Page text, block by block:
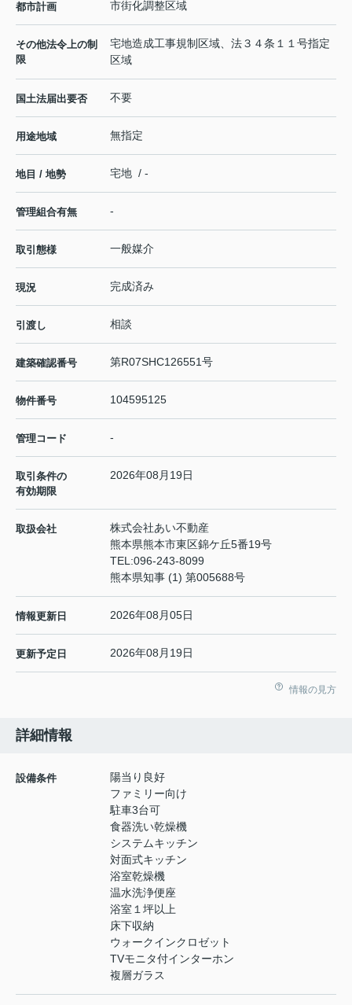
都市計画 市街化調整区域
その他法令上の制
限
宅地造成工事規制区域、法３４条１１号指定
区域
国土法届出要否 不要
用途地域 無指定
地目 / 地勢 宅地 / -
管理組合有無 -
取引態様 一般媒介
現況 完成済み
引渡し 相談
建築確認番号 第R07SHC126551号
物件番号 104595125
管理コード -
取引条件の
有効期限
2026年08月19日
取扱会社
株式会社あい不動産
熊本県熊本市東区錦ケ丘5番19号
TEL:096-243-8099
熊本県知事 (1) 第005688号
情報更新日 2026年08月05日
更新予定日 2026年08月19日
情報の見方
詳細情報
設備条件
陽当り良好
ファミリー向け
駐車3台可
食器洗い乾燥機
システムキッチン
対面式キッチン
浴室乾燥機
温水洗浄便座
浴室１坪以上
床下収納
ウォークインクロゼット
TVモニタ付インターホン
複層ガラス